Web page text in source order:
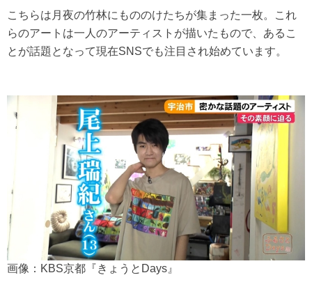
こちらは月夜の竹林にもののけたちが集まった一枚。これ
らのアートは一人のアーティストが描いたもので、あるこ
とが話題となって現在SNSでも注目され始めています。
画像：KBS京都『きょうとDays』